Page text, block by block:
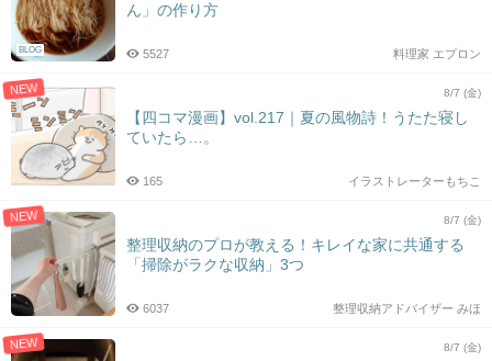
BLOG
ん」の作り方
料理家 エプロン
5527
NEW 8/7 (金)
【四コマ漫画】vol.217｜夏の風物詩！うたた寝し
ていたら…。
イラストレーターもちこ
165
NEW 8/7 (金)
整理収納のプロが教える！キレイな家に共通する
「掃除がラクな収納」3つ
整理収納アドバイザー みほ
6037
NEW 8/7 (金)